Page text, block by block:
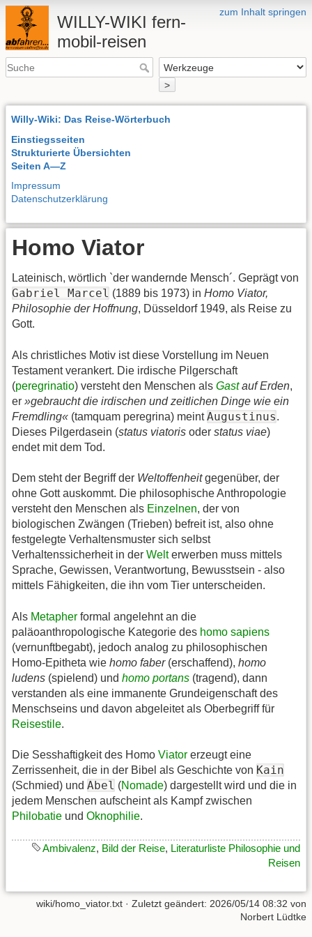
zum Inhalt springen
WILLY-WIKI fern-
mobil-reisen
>
Willy-Wiki: Das Reise-Wörterbuch
Einstiegsseiten
Strukturierte Übersichten
Seiten A—Z
Impressum
Datenschutzerklärung
Homo Viator
Lateinisch, wörtlich `der wandernde Mensch´. Geprägt von
Gabriel Marcel (1889 bis 1973) in Homo Viator,
Philosophie der Hoffnung, Düsseldorf 1949, als Reise zu
Gott.
Als christliches Motiv ist diese Vorstellung im Neuen
Testament verankert. Die irdische Pilgerschaft
(peregrinatio) versteht den Menschen als Gastauf Erden,
er »gebraucht die irdischen und zeitlichen Dinge wie ein
Fremdling« (tamquam peregrina) meintAugustinus.
Dieses Pilgerdasein (status viatoris oder status viae)
endet mit dem Tod.
Dem steht der Begriff der Weltoffenheitgegenüber, der
ohne Gott auskommt. Die philosophische Anthropologie
versteht den Menschen als Einzelnen, der von
biologischen Zwängen (Trieben) befreit ist, also ohne
festgelegte Verhaltensmuster sich selbst
Verhaltenssicherheit in der Welterwerben muss mittels
Sprache, Gewissen, Verantwortung, Bewusstsein - also
mittels Fähigkeiten, die ihn vom Tier unterscheiden.
Als Metapher formal angelehnt an die
paläoanthropologische Kategorie des homo sapiens
(vernunftbegabt), jedoch analog zu philosophischen
Homo-Epitheta wie homo faber(erschaffend), homo
ludens (spielend) und homo portans (tragend), dann
verstanden als eine immanente Grundeigenschaft des
Menschseins und davon abgeleitet als Oberbegriff für
Reisestile.
Die Sesshaftigkeit des Homo Viator erzeugt eine
Zerrissenheit, die in der Bibel als Geschichte von Kain
(Schmied) und Abel (Nomade) dargestellt wird und die in
jedem Menschen aufscheint als Kampf zwischen
Philobatie und Oknophilie.
Ambivalenz, Bild der Reise, Literaturliste Philosophie und
Reisen
wiki/homo_viator.txt · Zuletzt geändert: 2026/05/14 08:32 von
Norbert Lüdtke